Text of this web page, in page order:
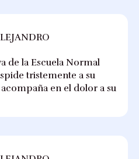
de la Escuela Normal
tristemente a su
en el dolor a su